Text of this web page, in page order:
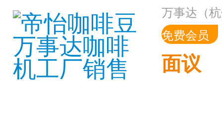
万事达（
免费会员
面议